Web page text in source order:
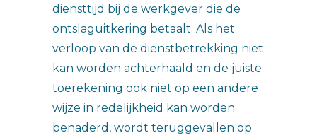
diensttijd bij de werkgever die de
ontslaguitkering betaalt. Als het
verloop van de dienstbetrekking niet
kan worden achterhaald en de juiste
toerekening ook niet op een andere
wijze in redelijkheid kan worden
benaderd, wordt teruggevallen op